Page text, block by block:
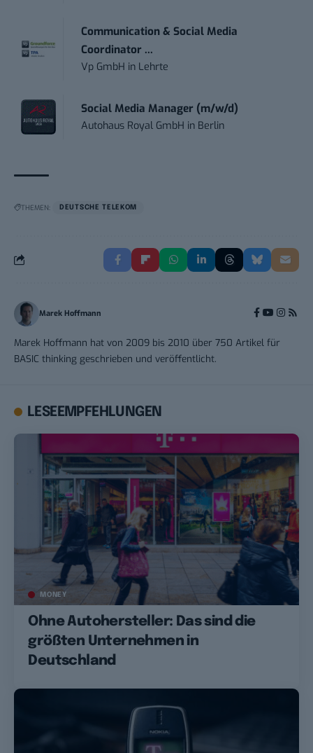
Communication & Social Media
Coordinator ...
Vp GmbH in Lehrte
Social Media Manager (m/w/d)
Autohaus Royal GmbH in Berlin
THEMEN: DEUTSCHE TELEKOM
Marek Hoffmann
Marek Hoffmann hat von 2009 bis 2010 über 750 Artikel für
BASIC thinking geschrieben und veröffentlicht.
LESEEMPFEHLUNGEN
MONEY
Ohne Autohersteller: Das sind die
größten Unternehmen in
Deutschland